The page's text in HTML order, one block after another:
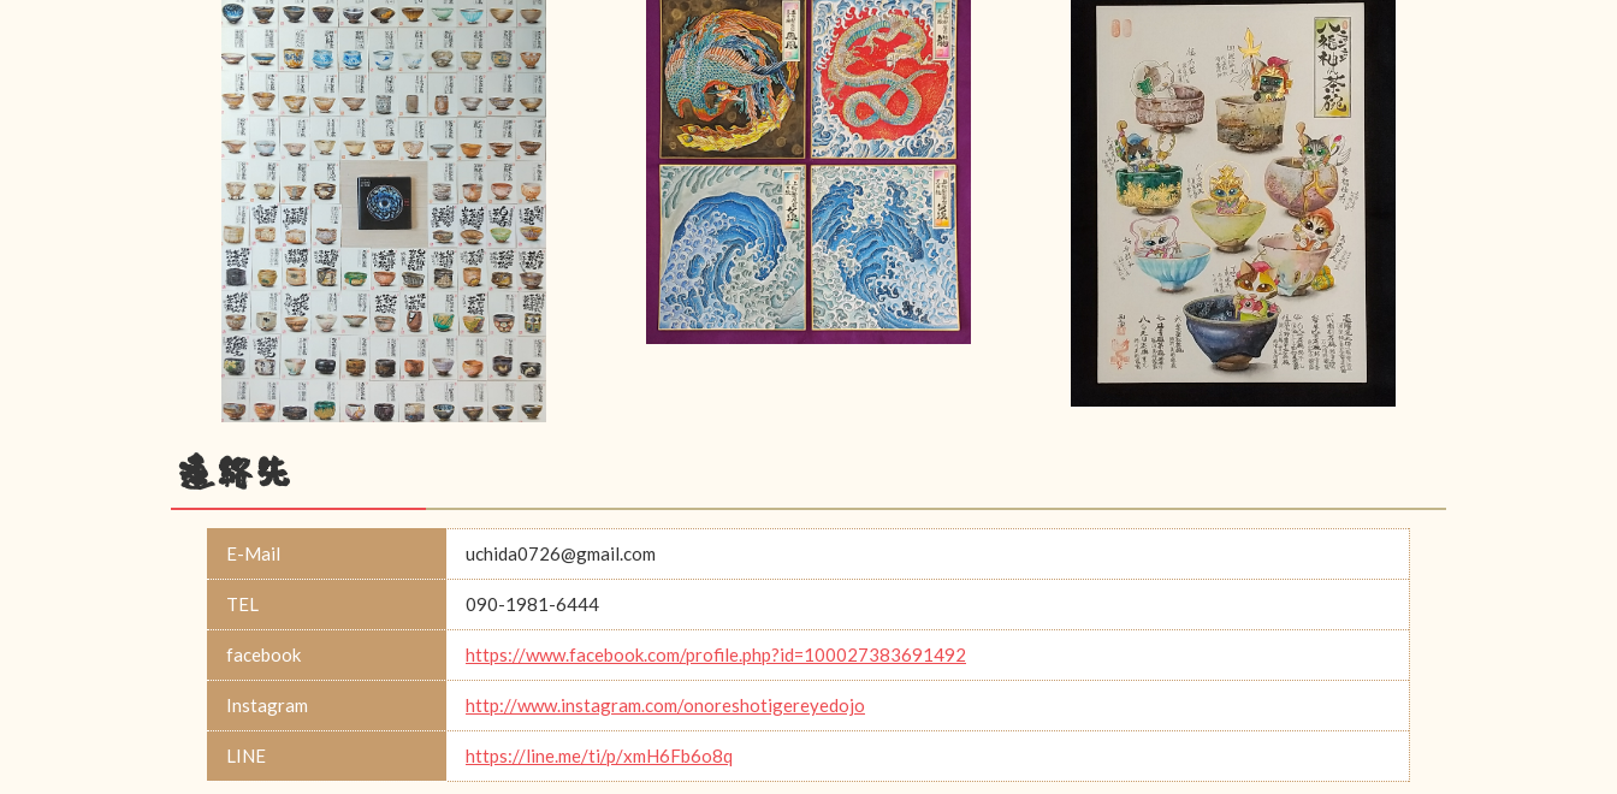
連絡先
E-Mail uchida0726@gmail.com
TEL 090-1981-6444
facebook https://www.facebook.com/profile.php?id=100027383691492
Instagram http://www.instagram.com/onoreshotigereyedojo
LINE https://line.me/ti/p/xmH6Fb6o8q